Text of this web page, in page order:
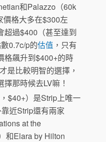
和Palazzo（60k
價格大多在$300左
超過$400（甚至達到
0.7c/p的估值 ，只有
格飆升到$400+的時
是比較明智的選擇，
那時候去LV嘛！
$40+）是Strip上唯一
近Strip還有兩家
at the
和Elara by Hilton